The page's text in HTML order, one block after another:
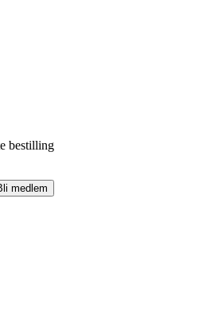
bestilling
medlem